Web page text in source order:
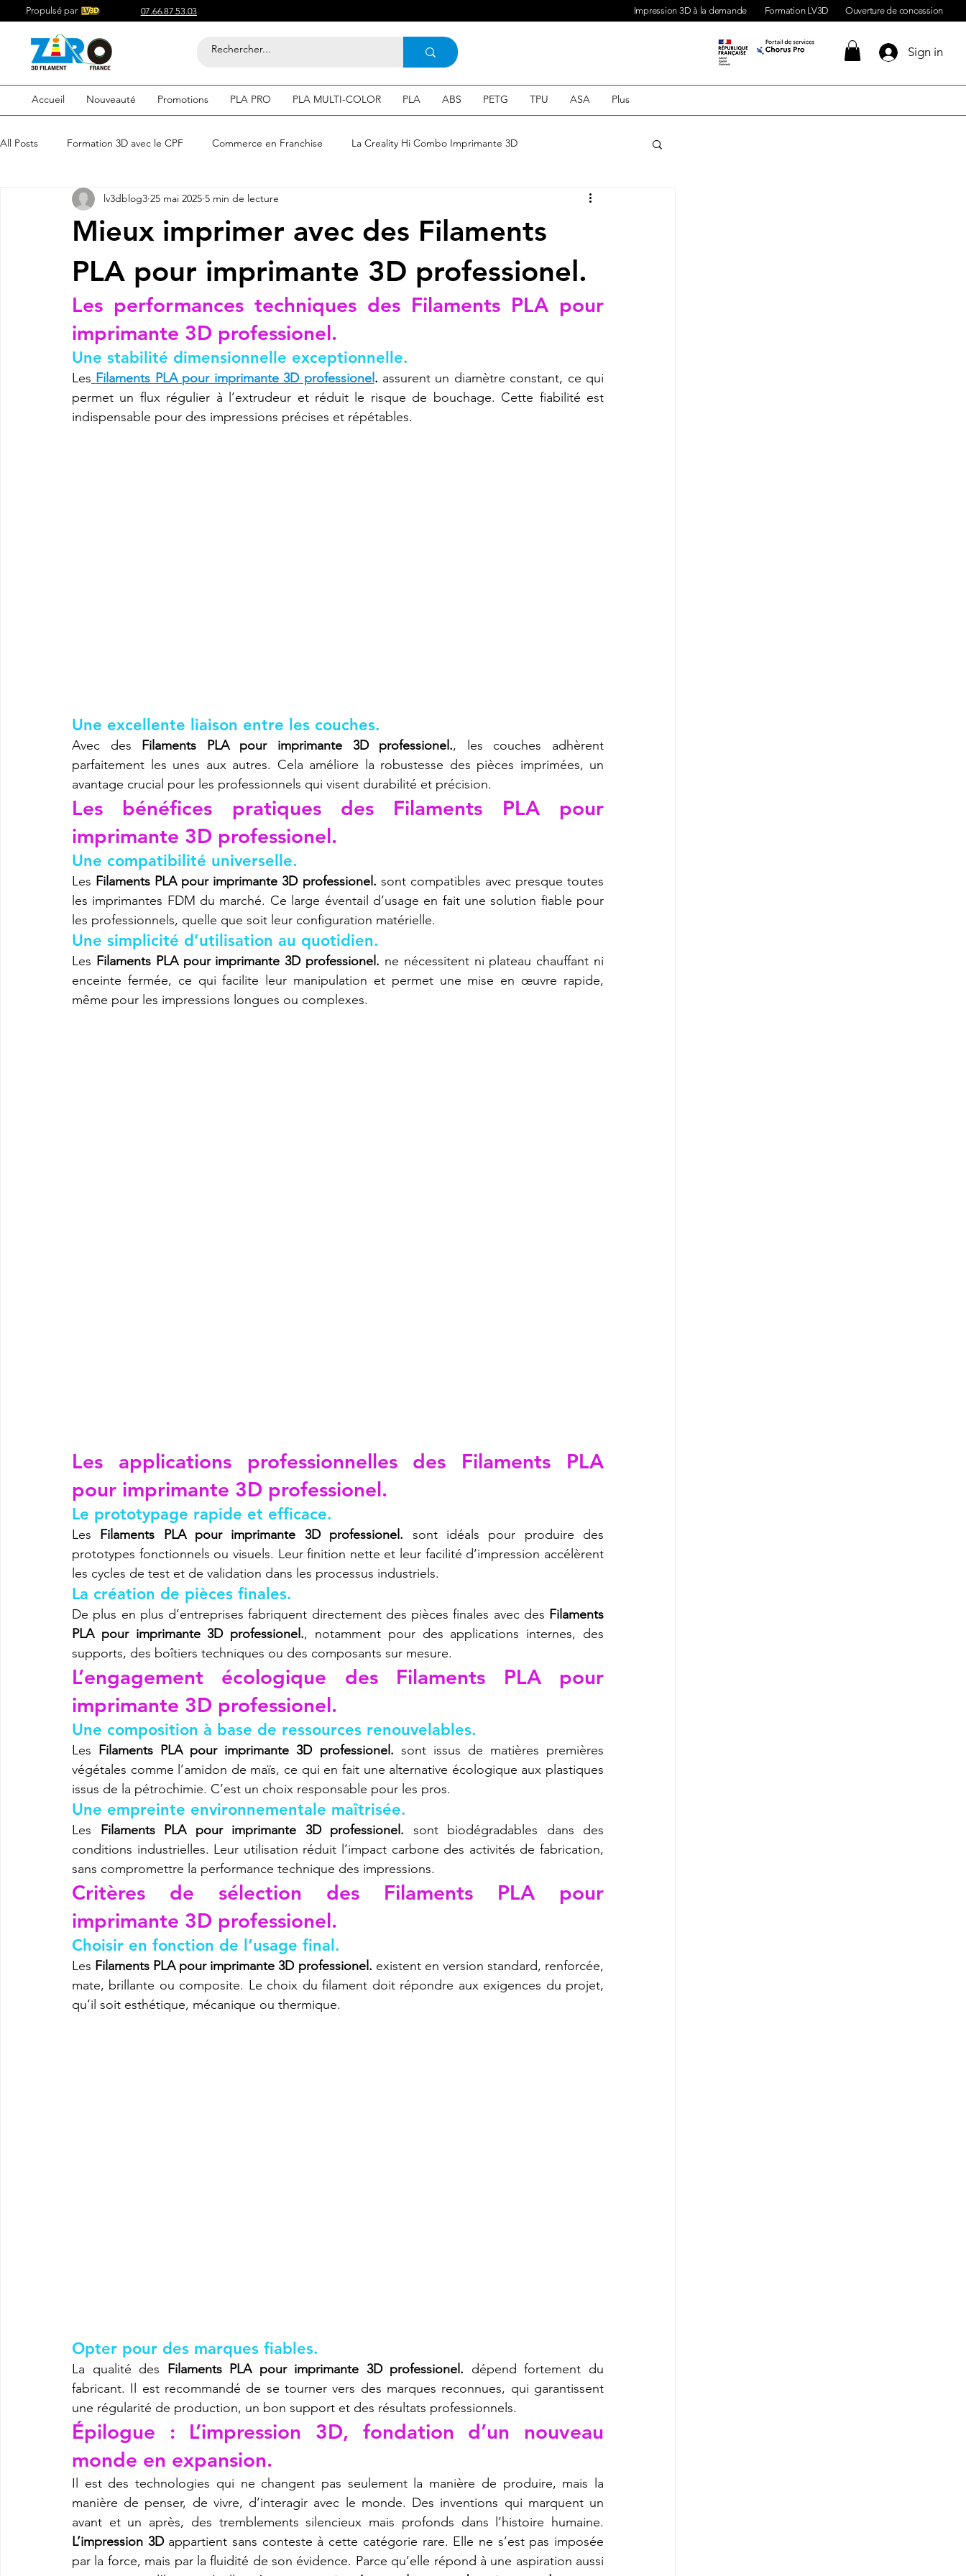
Propulsé par 07.66.87.53.03 Impression 3D à la demande Formation LV3D Ouverture de concession
Sign in
Accueil Nouveauté Promotions PLA PRO PLA MULTI-COLOR PLA ABS PETG TPU ASA Plus
All Posts Formation 3D avec le CPF Commerce en Franchise La Creality Hi Combo Imprimante 3D
Acheter du Filament 3D pour Compétitif du Filament 3D
Filaments 3D PLA Acheter du Filament 3D Impression 3d en ligne Acheter une machine 3D
etre visible sur google Comment etre visible sur google SEO Expert en SEO
imprimante3d Creality K2 plus combo Imprimante 3d prix Refaire une pièce imprimante 3D K2 Plus Combo
Mieux imprimer avec des Filaments
PLA pour imprimante 3D professionel.
lv3dblog3 25 mai 2025 5 min de lecture
Les performances techniques des Filaments PLA pour
imprimante 3D professionel.
Une stabilité dimensionnelle exceptionnelle.
Les Filaments PLA pour imprimante 3D professionel. assurent un diamètre constant, ce qui
permet un flux régulier à l’extrudeur et réduit le risque de bouchage. Cette fiabilité est
indispensable pour des impressions précises et répétables.
Une excellente liaison entre les couches.
Avec des Filaments PLA pour imprimante 3D professionel., les couches adhèrent
parfaitement les unes aux autres. Cela améliore la robustesse des pièces imprimées, un
avantage crucial pour les professionnels qui visent durabilité et précision.
Les bénéfices pratiques des Filaments PLA pour
imprimante 3D professionel.
Une compatibilité universelle.
Les Filaments PLA pour imprimante 3D professionel. sont compatibles avec presque toutes
les imprimantes FDM du marché. Ce large éventail d’usage en fait une solution fiable pour
les professionnels, quelle que soit leur configuration matérielle.
Une simplicité d’utilisation au quotidien.
Les Filaments PLA pour imprimante 3D professionel. ne nécessitent ni plateau chauffant ni
enceinte fermée, ce qui facilite leur manipulation et permet une mise en œuvre rapide,
même pour les impressions longues ou complexes.
Les applications professionnelles des Filaments PLA
pour imprimante 3D professionel.
Le prototypage rapide et efficace.
Les Filaments PLA pour imprimante 3D professionel. sont idéals pour produire des
prototypes fonctionnels ou visuels. Leur finition nette et leur facilité d’impression accélèrent
les cycles de test et de validation dans les processus industriels.
La création de pièces finales.
De plus en plus d’entreprises fabriquent directement des pièces finales avec des Filaments
PLA pour imprimante 3D professionel., notamment pour des applications internes, des
supports, des boîtiers techniques ou des composants sur mesure.
L’engagement écologique des Filaments PLA pour
imprimante 3D professionel.
Une composition à base de ressources renouvelables.
Les Filaments PLA pour imprimante 3D professionel. sont issus de matières premières
végétales comme l’amidon de maïs, ce qui en fait une alternative écologique aux plastiques
issus de la pétrochimie. C’est un choix responsable pour les pros.
Une empreinte environnementale maîtrisée.
Les Filaments PLA pour imprimante 3D professionel. sont biodégradables dans des
conditions industrielles. Leur utilisation réduit l’impact carbone des activités de fabrication,
sans compromettre la performance technique des impressions.
Critères de sélection des Filaments PLA pour
imprimante 3D professionel.
Choisir en fonction de l’usage final.
Les Filaments PLA pour imprimante 3D professionel. existent en version standard, renforcée,
mate, brillante ou composite. Le choix du filament doit répondre aux exigences du projet,
qu’il soit esthétique, mécanique ou thermique.
Opter pour des marques fiables.
La qualité des Filaments PLA pour imprimante 3D professionel. dépend fortement du
fabricant. Il est recommandé de se tourner vers des marques reconnues, qui garantissent
une régularité de production, un bon support et des résultats professionnels.
Épilogue : L’impression 3D, fondation d’un nouveau
monde en expansion.
Il est des technologies qui ne changent pas seulement la manière de produire, mais la
manière de penser, de vivre, d’interagir avec le monde. Des inventions qui marquent un
L’impression 3D appartient sans conteste à cette catégorie rare. Elle ne s’est pas imposée
par la force, mais par la fluidité de son évidence. Parce qu’elle répond à une aspiration aussi